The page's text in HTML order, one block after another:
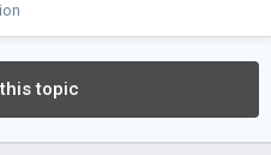
topic